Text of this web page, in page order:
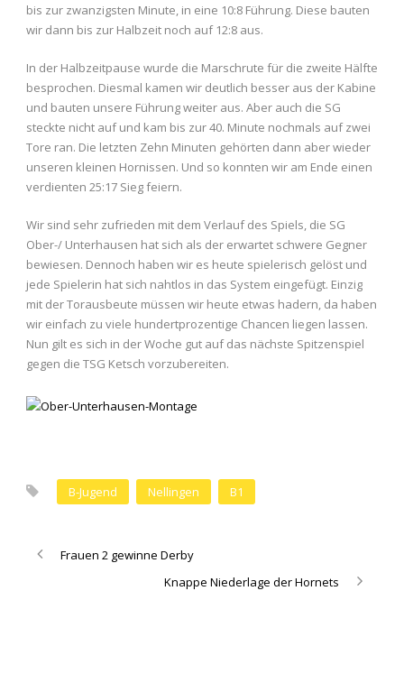
bis zur zwanzigsten Minute, in eine 10:8 Führung. Diese bauten
wir dann bis zur Halbzeit noch auf 12:8 aus.
In der Halbzeitpause wurde die Marschrute für die zweite Hälfte
besprochen. Diesmal kamen wir deutlich besser aus der Kabine
und bauten unsere Führung weiter aus. Aber auch die SG
steckte nicht auf und kam bis zur 40. Minute nochmals auf zwei
Tore ran. Die letzten Zehn Minuten gehörten dann aber wieder
unseren kleinen Hornissen. Und so konnten wir am Ende einen
verdienten 25:17 Sieg feiern.
Wir sind sehr zufrieden mit dem Verlauf des Spiels, die SG
Ober-/ Unterhausen hat sich als der erwartet schwere Gegner
bewiesen. Dennoch haben wir es heute spielerisch gelöst und
jede Spielerin hat sich nahtlos in das System eingefügt. Einzig
mit der Torausbeute müssen wir heute etwas hadern, da haben
wir einfach zu viele hundertprozentige Chancen liegen lassen.
Nun gilt es sich in der Woche gut auf das nächste Spitzenspiel
gegen die TSG Ketsch vorzubereiten.
B-Jugend Nellingen B1
Frauen 2 gewinne Derby
Knappe Niederlage der Hornets